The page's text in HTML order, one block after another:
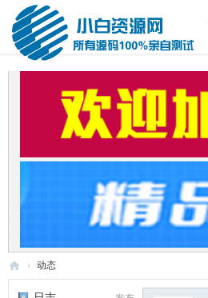
› 动态